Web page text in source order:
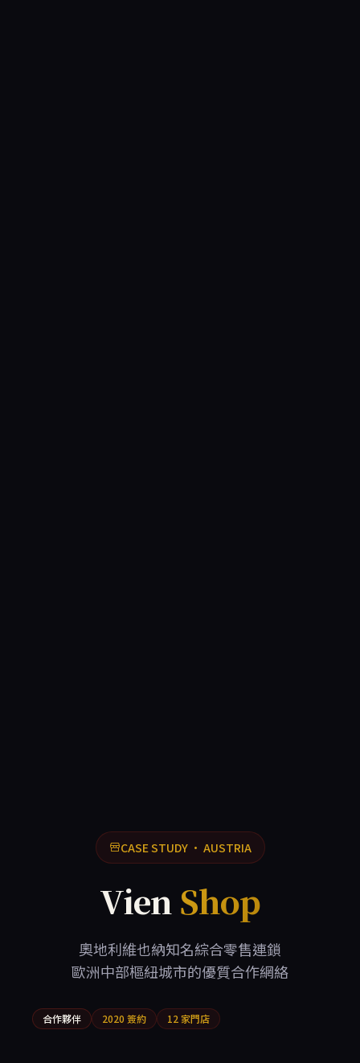
CASE STUDY · AUSTRIA
Vien Shop
奧地利維也納知名綜合零售連鎖
歐洲中部樞紐城市的優質合作網絡
合作夥伴 2020 簽約 12 家門店